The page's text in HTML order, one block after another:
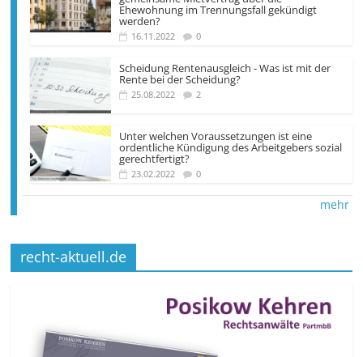
Ehewohnung im Trennungs­fall gekündigt
werden?
16.11.2022 0
Scheidung Rentenausgleich - Was ist mit der
Rente bei der Scheidung?
25.08.2022 2
Unter welchen Voraus­setzungen ist eine
ordentliche Kündigung des Arbeit­gebers sozial
gerechtfertigt?
23.02.2022 0
mehr
recht-aktuell.de